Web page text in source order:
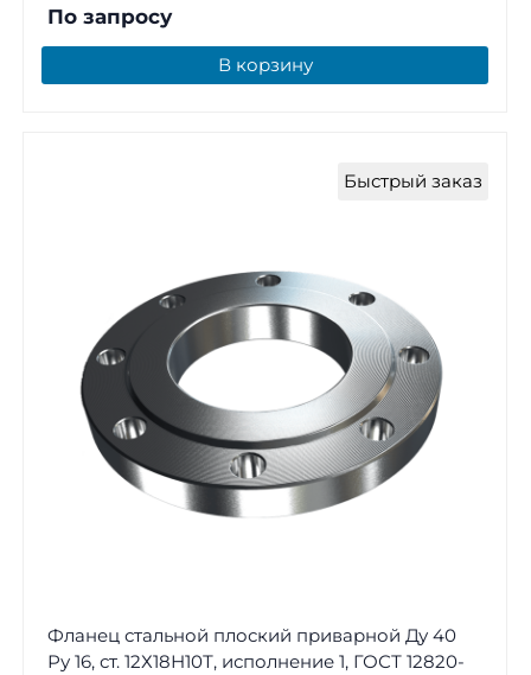
По запросу
В корзину
Быстрый заказ
Фланец стальной плоский приварной Ду 40
Ру 16, ст. 12Х18Н10Т, исполнение 1, ГОСТ 12820-